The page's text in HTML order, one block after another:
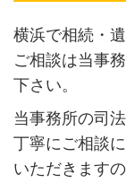
横浜で相続・
ご相談は当事
下さい。
当事務所の司
丁寧にご相談
いただきます